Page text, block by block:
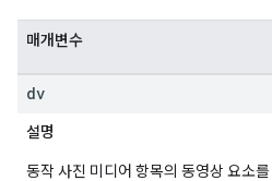
매개변수
dv
설명
동작 사진 미디어 항목의 동영상 요소